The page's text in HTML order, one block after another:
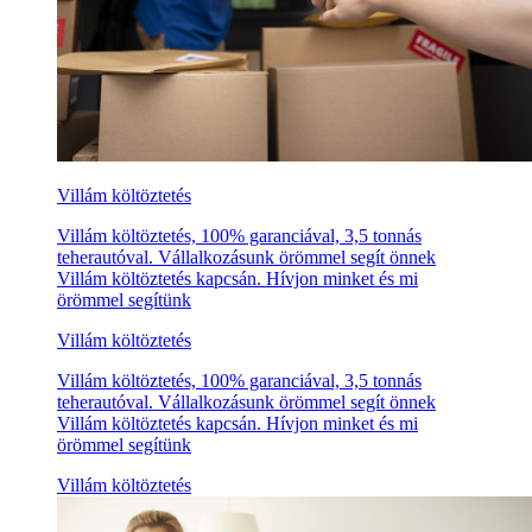
Villám költöztetés
Villám költöztetés, 100% garanciával, 3,5 tonnás
teherautóval. Vállalkozásunk örömmel segít önnek
Villám költöztetés kapcsán. Hívjon minket és mi
örömmel segítünk
Villám költöztetés
Villám költöztetés, 100% garanciával, 3,5 tonnás
teherautóval. Vállalkozásunk örömmel segít önnek
Villám költöztetés kapcsán. Hívjon minket és mi
örömmel segítünk
Villám költöztetés